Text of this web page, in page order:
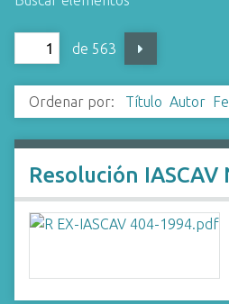
de 563
Ordenar por: Título Autor
Resolución